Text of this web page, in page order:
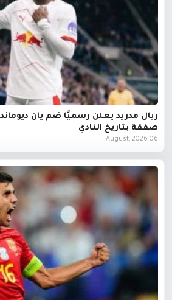
صفقة بتاريخ النادي
06 August, 2026